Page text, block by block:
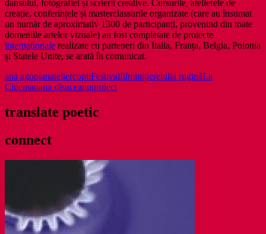
dansului, fotografiei și scrierii creative. Cursurile, atelierele de
creație, conferințele și masterclassurile organizate (care au însumat
un număr de aproximativ 1300 de participanți, provenind din toate
domeniile artelor vizuale) au fost completate de proiecte
internaționale realizate cu parteneri din Italia, Franța, Belgia, Polonia
și Statele Unite, se arată în comunicat.
ana agopianateliercopiiFestivalfilminițiereiulia ruginăLa
Cinemaoana răsuceanuproiect
translate poetic
connect